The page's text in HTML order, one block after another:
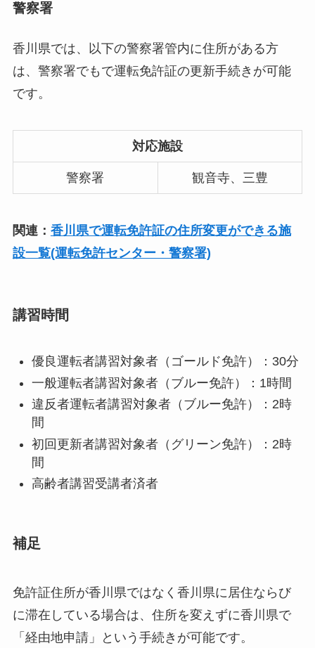
警察署
香川県では、以下の警察署管内に住所がある方
は、警察署でもで運転免許証の更新手続きが可能
です。
対応施設
警察署 観音寺、三豊
関連： 香川県で運転免許証の住所変更ができる施
設一覧(運転免許センター・警察署)
講習時間
優良運転者講習対象者（ゴールド免許）：30分
一般運転者講習対象者（ブルー免許）：1時間
違反者運転者講習対象者（ブルー免許）：2時
間
初回更新者講習対象者（グリーン免許）：2時
間
高齢者講習受講者済者
補足
免許証住所が香川県ではなく香川県に居住ならび
に滞在している場合は、住所を変えずに香川県で
「経由地申請」という手続きが可能です。